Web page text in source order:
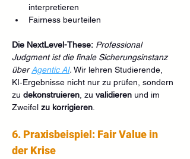
interpretieren
Fairness beurteilen
Die NextLevel-These: Professional
Judgment ist die finale Sicherungsinstanz
über Agentic AI. Wir lehren Studierende,
KI‑Ergebnisse nicht nur zu prüfen, sondern
zu dekonstruieren , zu validieren und im
Zweifel zu korrigieren
6. Praxisbeispiel: Fair Value in
der Krise